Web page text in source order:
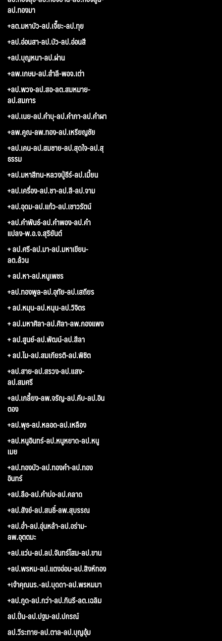
ลป.ทองมา
+ลต.มหาบัว-ลป.เจี๊ยะ-ลป.ทุย
+ลป.อ่อนสา-ลป.บัว-ลป.อ่อนสี
+ลป.บุญหนา-ลป.ผ่าน
+ลพ.เกษม-ลป.สำลี-พอจ.เต่า
+ลป.พวง-ลป.สอ-ลต.สมหมาย-
ลป.สมภาร
+ลป.เนย-ลป.คำบุ-ลป.คำภา-ลป.คำผา
+ลพ.คูณ-ลพ.ทอง-ลป.เหรียญชัย
+ลป.เคน-ลป.สมชาย-ลป.สุดใจ-ลป.สุ
ธรรม
+ลป.มหาสีทน-หลวงปู่ธีร์-ลป.เมี้ยน
+ลป.เครื่อง-ลป.ชา-ลป.สี-ลป.จาม
+ลป.อุดม-ลป.แก้ว-ลป.เชาวรัตน์
+ลป.คำพันธ์-ลป.คำพอง-ลป.คำ
แปลง-พ.อ.จ.สุริยันต์
+ ลป.ศรี-ลป.มา-ลป.มหาเขียน-
ลต.ล้วน
+ ลป.หา-ลป.หนูเพชร
+ลป.ทองพูล-ลป.อุทัย-ลป.เสถียร
+ ลป.หมุน-ลป.หนุน-ลป.วิจิตร
+ ลป.มหาศิลา-ลป.ศิลา-ลพ.กองแพง
+ ลป.สูนย์-ลป.พัฒน์-ลป.สีลา
+ ลป.ไม-ลป.สมเกียรติ-ลป.พิชิต
+ลป.สาย-ลป.สรวง-ลป.แสง-
ลป.สมศรี
+ลป.เกลี้ยง-ลพ.จรัญ-ลป.คีบ-ลป.อิน
ตอง
+ลป.พุธ-ลป.หลอด-ลป.เหลือง
+ลป.หนูอินทร์-ลป.หนูหยาด-ลป.หนู
เมย
+ลป.ทองบัว-ลป.ทองคำ-ลป.ทอง
อินทร์
+ลป.ลือ-ลป.คำบ่อ-ลป.คลาด
+ลป.สังข์-ลป.สนธิ์-ลพ.สุบรรณ
+ลป.อ่ำ-ลป.อุ่นหล้า-ลป.อร่าม-
ลพ.อุตตมะ
+ลป.แว่น-ลป.ลป.จันทร์โสม-ลป.ขาน
+ลป.พรหม-ลป.แตงอ่อน-ลป.สิงห์ทอง
+เจ้าคุณนร.-ลป.บุดดา-ลป.พรหมมา
+ลป.กูด-ลป.กว่า-ลป.กินรี-ลต.เฉลิม
ลป.ปั่น-ลป.ปฐม-ลป.ปกรณ์
ลป.วีระทาย-ลป.ตาล-ลป.บุญอุ้ม